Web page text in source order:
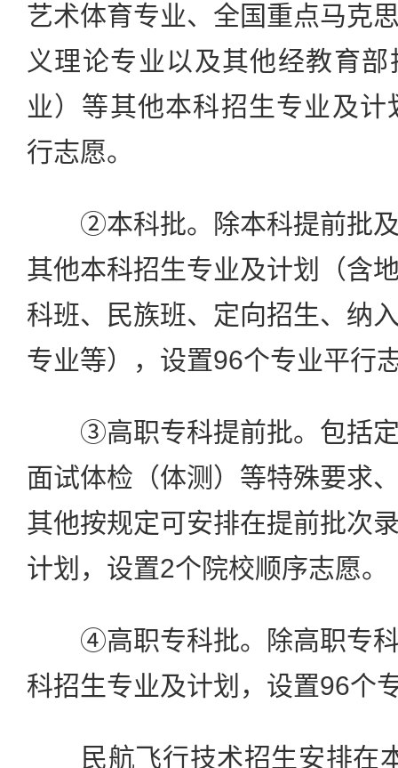
艺术体育专业、全国重点马克
义理论专业以及其他经教育
业）等其他本科招生专业及
行志愿。
②本科批。除本科提前批及
其他本科招生专业及计划（含
科班、民族班、定向招生、纳
专业等），设置96个专业平行
③高职专科提前批。包括定
面试体检（体测）等特殊要求
其他按规定可安排在提前批次
计划，设置2个院校顺序志愿。
④高职专科批。除高职专科
科招生专业及计划，设置96个
民航飞行技术招生安排在